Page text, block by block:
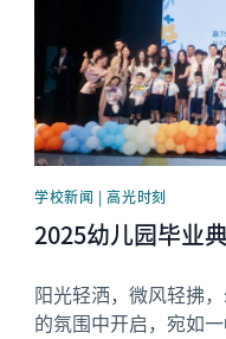
学校新闻 | 高光时刻
2025幼儿园毕业
阳光轻洒，微风轻拂
的氛围中开启，宛如